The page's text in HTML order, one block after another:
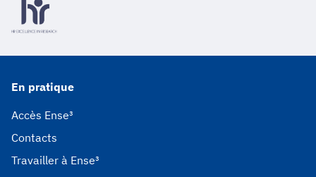
En pratique
Accès Ense³
Contacts
Travailler à Ense³